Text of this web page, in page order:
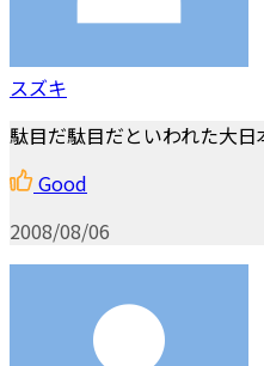
スズキ
駄目だ駄目だといわれた大
Good
2008/08/06